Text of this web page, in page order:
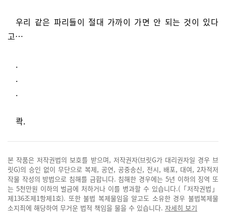
우리 같은 파리들이 절대 가까이 가면 안 되는 것이 있다
고…
.
.
.
콱.
본 작품은 저작권법의 보호를 받으며, 저작권자(브릿G가 대리권자일 경우 브
릿G)의 승인 없이 무단으로 복제, 공연, 공중송신, 전시, 배포, 대여, 2차적저
작물 작성의 방법으로 침해를 금합니다. 침해한 경우에는 5년 이하의 징역 또
는 5천만원 이하의 벌금에 처하거나 이를 병과할 수 있습니다.(「저작권법」
제136조제1항제1호). 또한 불법 복제물임을 알고도 소유한 경우 불법복제물
소지죄에 해당하여 무거운 법적 책임을 물을 수 있습니다. 자세히 보기